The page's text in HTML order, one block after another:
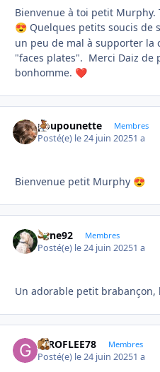
Bienvenue à toi petit Murphy.
😍 Quelques petits soucis de
un peu de mal à supporter la
"faces plates". Merci Daiz de
bonhomme. ❤️
poupounette Membres
Posté(e) le 24 juin 20251 a
Bienvenue petit Murphy 😍
anne92 Membres
Posté(e) le 24 juin 20251 a
Un adorable petit
GIROFLEE78 Membres
Posté(e) le 24 juin 20251 a